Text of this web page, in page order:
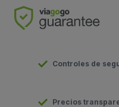
Controles de
Precios